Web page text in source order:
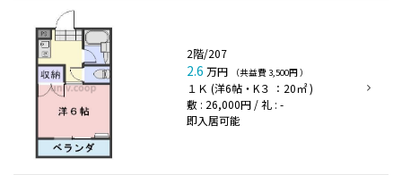
2階/207
2.6 万円 （共益費 3,500円 ）
１Ｋ (洋6帖・K３ ：20㎡ )
敷 : 26,000円 / 礼 : -
即入居可能